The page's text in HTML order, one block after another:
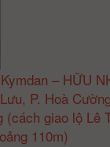
– HỮU
P. Hoà
(cách giao lộ Lê
110m)